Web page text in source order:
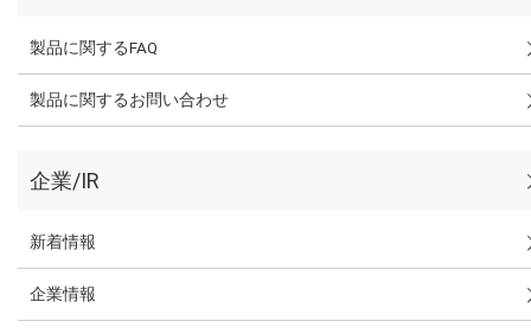
製品に関するFAQ
製品に関するお問い合わせ
企業/IR
新着情報
企業情報